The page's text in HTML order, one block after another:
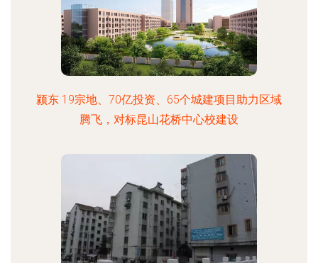
颍东 19宗地、70亿投资、65个城建项目助力区域
腾飞，对标昆山花桥中心校建设